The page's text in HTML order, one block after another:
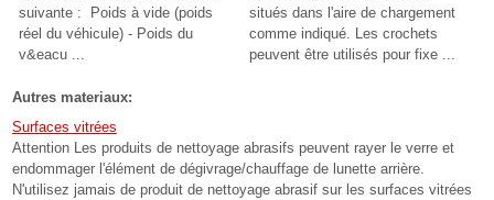
suivante : Poids à vide (poids
réel du véhicule) - Poids du
v&eacu ...
situés dans l'aire de chargement
comme indiqué. Les crochets
peuvent être utilisés pour fixe ...
Autres materiaux:
Surfaces vitrées
Attention Les produits de nettoyage abrasifs peuvent rayer le verre et
endommager l'élément de dégivrage/chauffage de lunette arrière.
N'utilisez jamais de produit de nettoyage abrasif sur les surfaces vitrées